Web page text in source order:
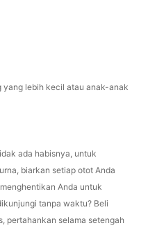
yang lebih kecil atau anak-anak
ada habisnya, untuk
biarkan setiap otot Anda
Anda untuk
tanpa waktu? Beli
pertahankan selama setengah